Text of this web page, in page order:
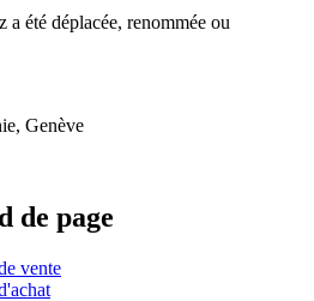
a été déplacée, renommée ou
Genève
de page
vente